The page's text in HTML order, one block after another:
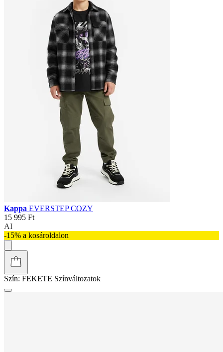
Kappa EVERSTEP COZY
15 995 Ft
AI
-15% a kosároldalon
Szín: FEKETE Színváltozatok